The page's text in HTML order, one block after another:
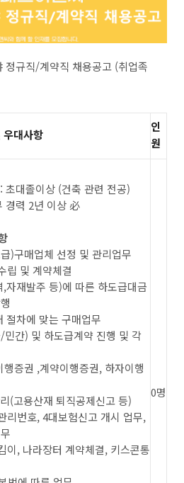
정규직/계약직 채용공고 (취업족
우대사항
인
원
초대졸이상 (건축 관련 전공)
경력 2년 이상 必
)구매업체 선정 및 관리업무
립 및 계약체결
자재발주 등)에 따른 하도급대금
절차에 맞는 구매업무
간) 및 하도급계약 진행 및 각
행증권 ,계약이행증권, 하자이행
(고용산재 퇴직공제신고 등)
리번호, 4대보험신고 개시 업무,
이, 나라장터 계약체결, 키스콘통
0명